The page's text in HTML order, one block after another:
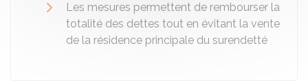
Les mesures permettent de rembourser la
totalité des dettes tout en évitant la vente
de la résidence principale du surendetté